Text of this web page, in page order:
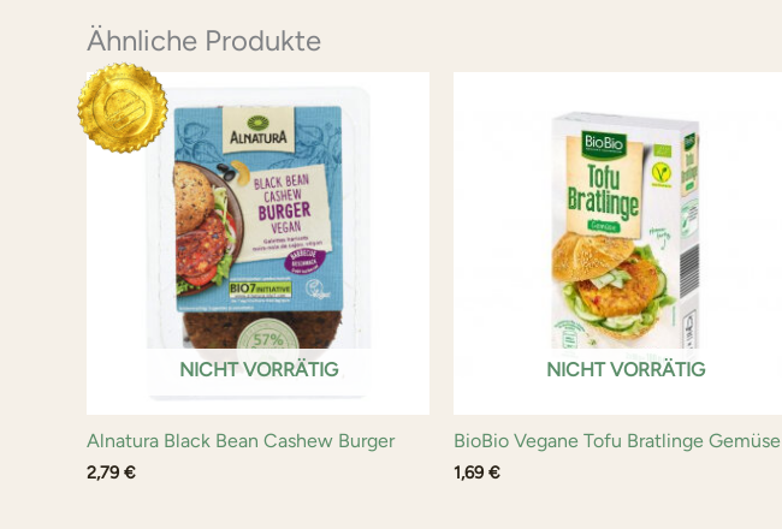
Ähnliche Produkte
NICHT VORRÄTIG
Alnatura Black Bean Cashew Burger
2,79 €
NICHT VORRÄTIG
BioBio Vegane Tofu Bratlinge Gemüse
1,69 €